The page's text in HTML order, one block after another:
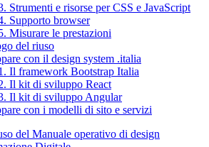
Strumenti e risorse per CSS e JavaScript
Supporto browser
Misurare le prestazioni
del riuso
con il design system .italia
Il framework Bootstrap Italia
Il kit di sviluppo React
Il kit di sviluppo Angular
con i modelli di sito e servizi
del Manuale operativo di design